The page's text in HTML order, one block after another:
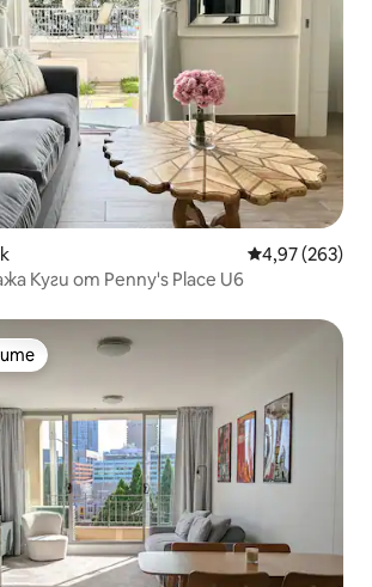
Средна
4,97 (263)
Куги от Penny's Place U6